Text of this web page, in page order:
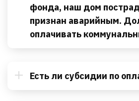
фонда, наш дом
признан аварийным.
оплачивать
Есть ли субсидии по